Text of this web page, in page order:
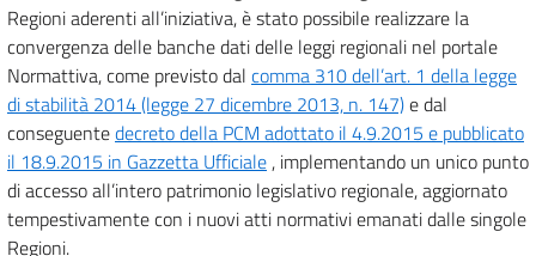
Regioni aderenti all’iniziativa, è stato possibile realizzare la
convergenza delle banche dati delle leggi regionali nel portale
Normattiva, come previsto dal comma 310 dell’art. 1 della legge
di stabilità 2014 (legge 27 dicembre 2013, n. 147)e dal
conseguentedecreto della PCM adottato il 4.9.2015 e pubblicato
il 18.9.2015 in Gazzetta Ufficiale , implementando un unico punto
di accesso all’intero patrimonio legislativo regionale, aggiornato
tempestivamente con i nuovi atti normativi emanati dalle singole
Regioni.